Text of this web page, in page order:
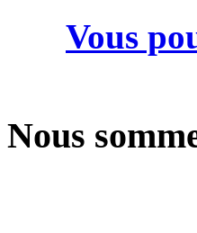
Vous
Nous